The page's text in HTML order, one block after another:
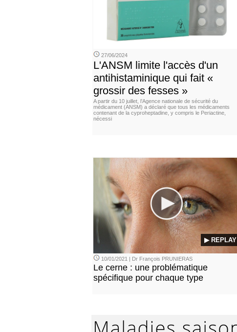
27/06/2024
L'ANSM limite l'accès d'un
antihistaminique qui fait «
grossir des fesses »
A partir du 10 juillet, l’Agence nationale de sécurité du
médicament (ANSM) a déclaré que tous les médicaments
contenant de la cyproheptadine, y compris le Periactine,
nécessi
▶ REPLAY
10/01/2021 | Dr François PRUNIERAS
Le cerne : une problématique
spécifique pour chaque type